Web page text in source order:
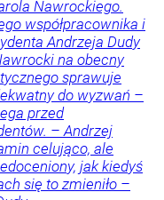
Nawrockiego.
współpracownika i
Andrzeja Dudy
na obecny
sprawuje
do wyzwań –
przed
– Andrzej
celująco, ale
jak kiedyś
się to zmieniło –